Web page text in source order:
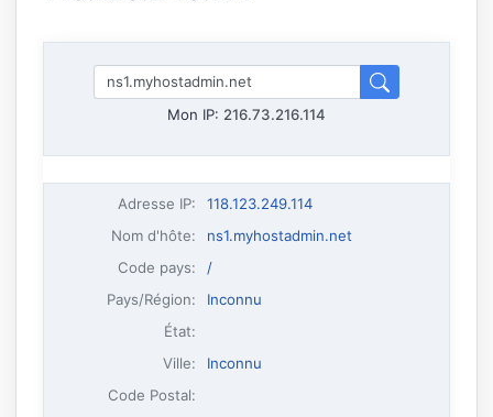
Mon IP: 216.73.216.114
Adresse IP:
118.123.249.114
Nom d'hôte:
ns1.myhostadmin.net
Code pays:
/
Pays/Région:
Inconnu
État:
Ville:
Inconnu
Code Postal: